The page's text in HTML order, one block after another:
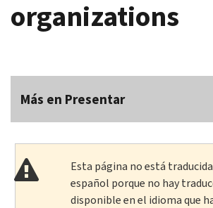
organizations
Más en Presentar
Esta página no está
español porque no hay
disponible en el idioma que